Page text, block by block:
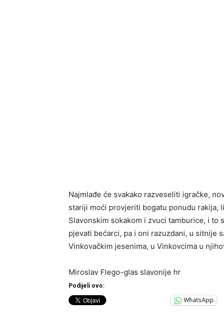
Najmlađe će svakako razveseliti igračke,
stariji moći provjeriti bogatu ponudu rakija,
Slavonskim sokakom i zvuci tamburice, i to
pjevati bećarci, pa i oni razuzdani, u sitnije
Vinkovačkim jesenima, u Vinkovcima u
Miroslav Flego-glas slavonije hr
Podijeli ovo:
WhatsApp